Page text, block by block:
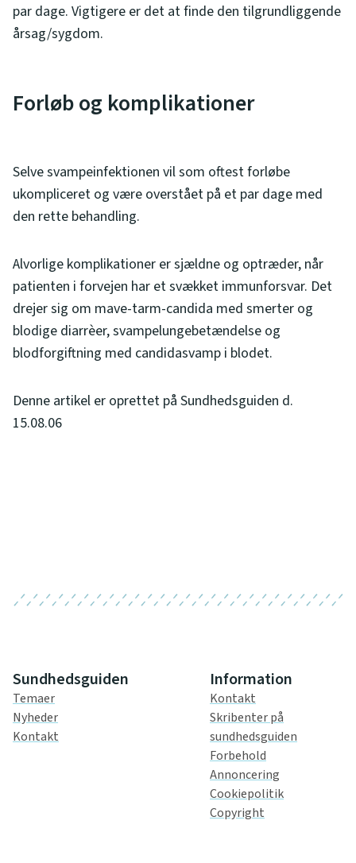
par dage. Vigtigere er det at finde den tilgrundliggende
årsag/sygdom.
Forløb og komplikationer
Selve svampeinfektionen vil som oftest forløbe
ukompliceret og være overstået på et par dage med
den rette behandling.
Alvorlige komplikationer er sjældne og optræder, når
patienten i forvejen har et svækket immunforsvar. Det
drejer sig om mave-tarm-candida med smerter og
blodige diarrèer, svampelungebetændelse og
blodforgiftning med candidasvamp i blodet.
Denne artikel er oprettet på Sundhedsguiden d.
15.08.06
Sundhedsguiden
Temaer
Nyheder
Kontakt
Information
Kontakt
Skribenter på
sundhedsguiden
Forbehold
Annoncering
Cookiepolitik
Copyright